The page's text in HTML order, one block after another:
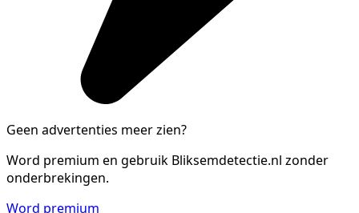
Geen advertenties meer zien?
Word premium en gebruik Bliksemdetectie.nl zonder
onderbrekingen.
Word premium